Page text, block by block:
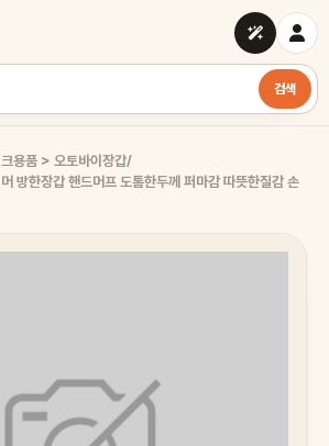
검색
용품 > 오토바이장갑/
방한장갑 핸드머프 도톰한두께 퍼마감 따뜻한질감 손